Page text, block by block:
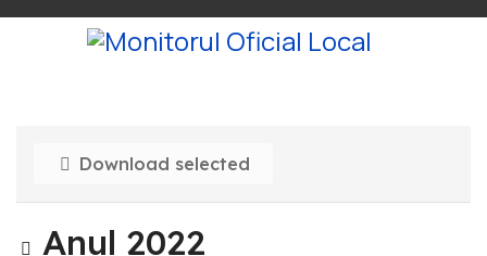
Download selected
Image
Anul 2022